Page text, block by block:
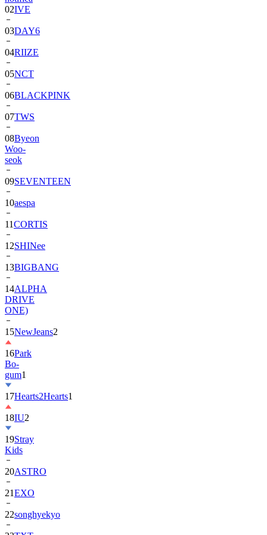
02IVE
03DAY6
04RIIZE
05NCT
06BLACKPINK
07TWS
08Byeon
Woo-
seok
09SEVENTEEN
10aespa
11CORTIS
12SHINee
13BIGBANG
14ALPHA
DRIVE
ONE)
15NewJeans2
16Park
Bo-
gum1
17Hearts2Hearts1
18IU2
19Stray
Kids
20ASTRO
21EXO
22songhyekyo